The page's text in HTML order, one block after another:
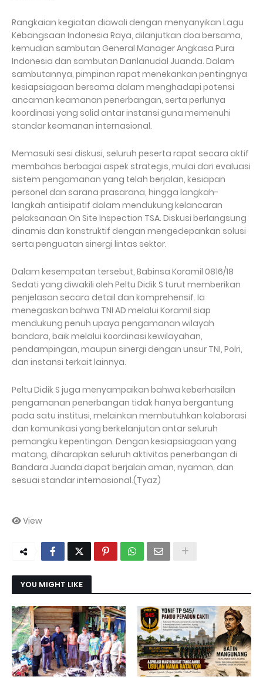
Rangkaian kegiatan diawali dengan menyanyikan Lagu
Kebangsaan Indonesia Raya, dilanjutkan doa bersama,
kemudian sambutan General Manager Angkasa Pura
Indonesia dan sambutan Danlanudal Juanda. Dalam
sambutannya, pimpinan rapat menekankan pentingnya
kesiapsiagaan bersama dalam menghadapi potensi
ancaman keamanan penerbangan, serta perlunya
koordinasi yang solid antar instansi guna memenuhi
standar keamanan internasional.
Memasuki sesi diskusi, seluruh peserta rapat secara aktif
membahas berbagai aspek strategis, mulai dari evaluasi
sistem pengamanan yang telah berjalan, kesiapan
personel dan sarana prasarana, hingga langkah-
langkah antisipatif dalam mendukung kelancaran
pelaksanaan On Site Inspection TSA. Diskusi berlangsung
dinamis dan konstruktif dengan mengedepankan solusi
serta penguatan sinergi lintas sektor.
Dalam kesempatan tersebut, Babinsa Koramil 0816/18
Sedati yang diwakili oleh Peltu Didik S turut memberikan
penjelasan secara detail dan komprehensif. Ia
menegaskan bahwa TNI AD melalui Koramil siap
mendukung penuh upaya pengamanan wilayah
bandara, baik melalui koordinasi kewilayahan,
pendampingan, maupun sinergi dengan unsur TNI, Polri,
dan instansi terkait lainnya.
Peltu Didik S juga menyampaikan bahwa keberhasilan
pengamanan penerbangan tidak hanya bergantung
pada satu institusi, melainkan membutuhkan kolaborasi
dan komunikasi yang berkelanjutan antar seluruh
pemangku kepentingan. Dengan kesiapsiagaan yang
matang, diharapkan seluruh aktivitas penerbangan di
Bandara Juanda dapat berjalan aman, nyaman, dan
sesuai standar internasional.(Tyaz)
View
YOU MIGHT LIKE